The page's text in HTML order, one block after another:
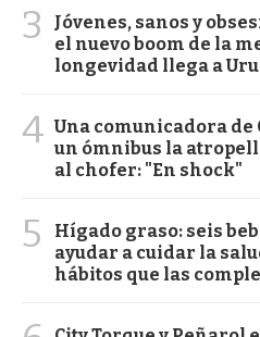
3
Jóvenes, sanos y
el nuevo boom de la
longevidad llega a
4 Una comunicadora de
un ómnibus la
al chofer: "En shock"
5
Hígado graso: seis
ayudar a cuidar la
hábitos que las